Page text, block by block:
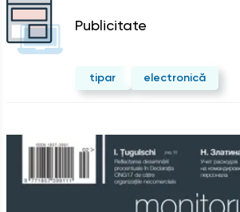
Publicitate
tipar electronică